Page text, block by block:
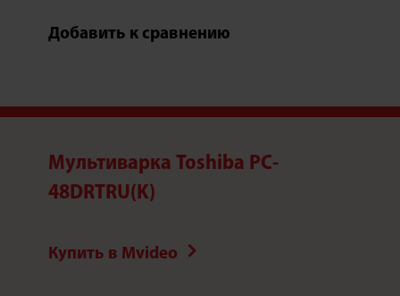
Добавить к сравнению
Мультиварка Toshiba PC-
48DRTRU(K)
Купить в Mvideo